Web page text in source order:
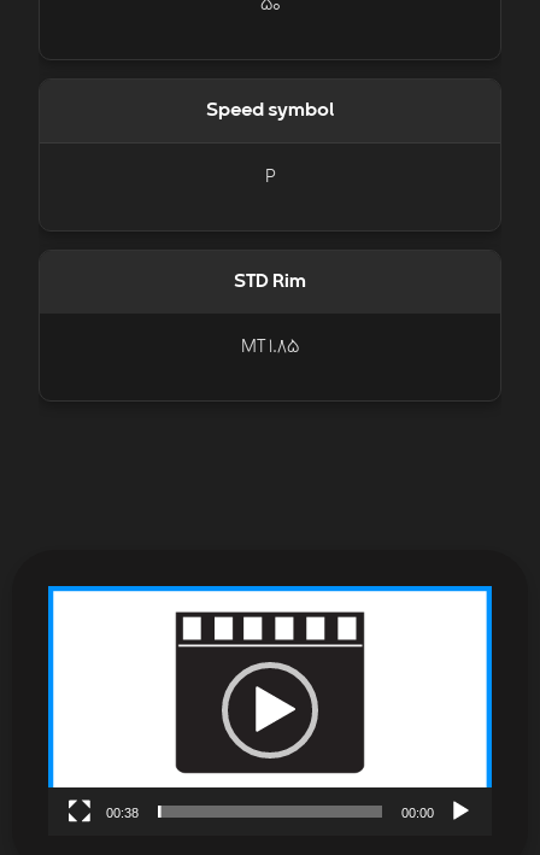
50
Speed symbol
P
STD Rim
MT 1.85
00:00
00:38